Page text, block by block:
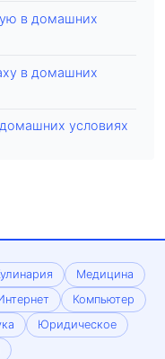
в домашних
в домашних
условиях
Медицина
Компьютер
Юридическое